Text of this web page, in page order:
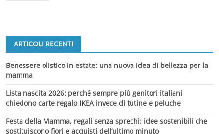
ARTICOLI RECENTI
Benessere olistico in estate: una nuova idea di bellezza per la
mamma
Lista nascita 2026: perché sempre più genitori italiani
chiedono carte regalo IKEA invece di tutine e peluche
Festa della Mamma, regali senza sprechi: idee sostenibili che
sostituiscono fiori e acquisti dell’ultimo minuto